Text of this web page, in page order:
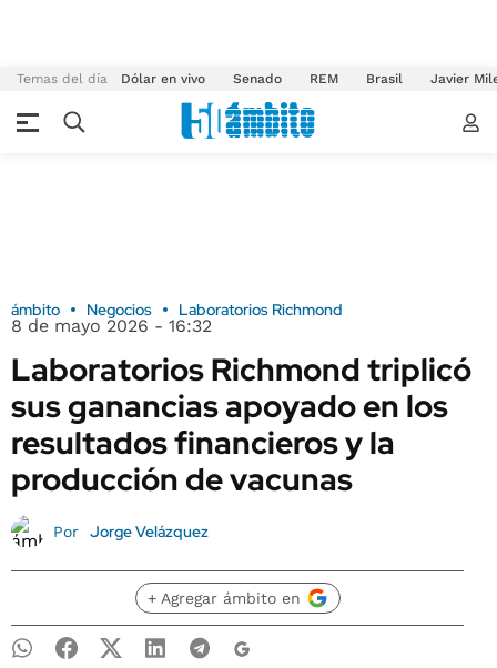
Temas del día Dólar en vivo Senado REM Brasil Javier
ámbito Negocios Laboratorios Richmond
8 de mayo 2026 - 16:32
Laboratorios Richmond triplicó
sus ganancias apoyado en los
resultados financieros y la
producción de vacunas
Por Jorge Velázquez
+ Agregar ámbito en